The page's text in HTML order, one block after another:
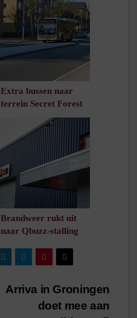
Extra bussen naar
terrein Secret Forest
minuut leestijd
Brandweer rukt uit
naar Qbuzz-stalling
peuken
/ 1minuut leestijd
Arriva in Groningen
doet mee aan